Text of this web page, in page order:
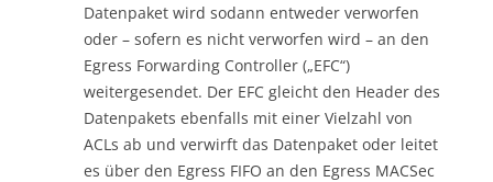
Datenpaket wird sodann entweder verworfen
oder – sofern es nicht verworfen wird – an den
Egress Forwarding Controller („EFC“)
weitergesendet. Der EFC gleicht den Header des
Datenpakets ebenfalls mit einer Vielzahl von
ACLs ab und verwirft das Datenpaket oder leitet
es über den Egress FIFO an den Egress MACSec